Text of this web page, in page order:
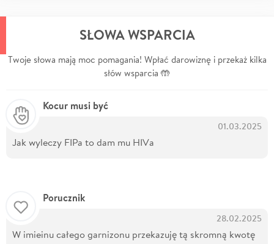
SŁOWA WSPARCIA
Twoje słowa mają moc pomagania! Wpłać darowiznę i przekaż kilka
słów wsparcia 🤲
Kocur musi być
01.03.2025
Jak wyleczy FIPa to dam mu HIVa
Porucznik
28.02.2025
W imieinu całego garnizonu przekazuję tą skromną kwotę